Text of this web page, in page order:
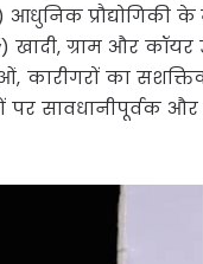
प्रौद्योगिकी के
ग्राम और कॉयर
कारीगरों का
सावधानीपूर्वक